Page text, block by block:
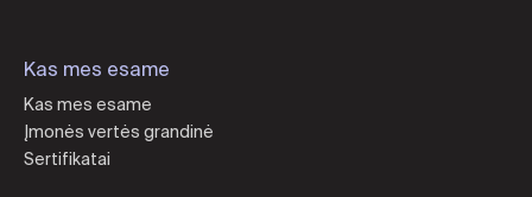
Kas mes esame
Kas mes esame
Įmonės vertės grandinė
Sertifikatai